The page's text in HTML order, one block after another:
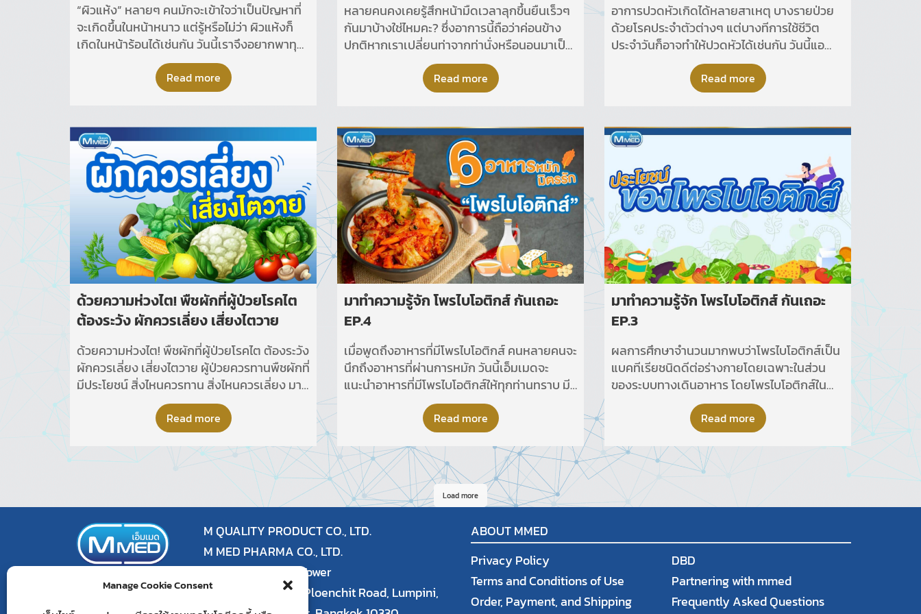
Manage Cookie Consent
“ผิวแห้ง” หลายๆ คนมักจะเข้าใจว่าเป็นปัญหาที่
จะเกิดขึ้นในหน้าหนาว แต่รู้หรือไม่ว่า ผิวแห้งก็
เกิดในหน้าร้อนได้เช่นกัน วันนี้เราจึงอยากพาทุก
คนไปหาสาเหตุของผิวหน้าแห้งในหน้าร้อนว่าเกิด
จากอะไร และจะมีวิธีดูแลผิวหน้าร้อนที่แห้งได้
Read more
หลายคนคงเคยรู้สึกหน้ามืดเวลาลุกขึ้นยืนเร็วๆ
กันมาบ้างใช่ไหมคะ? ซึ่งอาการนี้ถือว่าค่อนข้าง
ปกติหากเราเปลี่ยนท่าจากท่านั่งหรือนอนมาเป็น
ท่ายืนเร็วๆ การเปลี่ยนท่าอย่างฉับพลันจะทำให้
ความดันโลหิตในร่างกายเปลี่ยนแปลงอย่าง
รวดเร็วจนเกิดอาการหน้ามืดได้ค่ะ
Read more
อาการปวดหัวเกิดได้หลายสาเหตุ บางรายป่วย
ด้วยโรคประจำตัวต่างๆ แต่บางทีการใช้ชีวิต
ประจำวันก็อาจทำให้ปวดหัวได้เช่นกัน วันนี้แอ
ดมินจะนำสาเหตุจากการปวดหัวมาให้ทุกท่านได้
ทราบ รู้สาเหตุ และแก้ไข ปรับเปลี่ยนพฤติกรรม
ส่วนตัวที่ทำให้เกิดอาการปวดหัวมีอะไรบ้างมาดู
Read more
ด้วยความห่วงไต! พืชผักที่ผู้ป่วยโรคไต
ต้องระวัง ผักควรเลี่ยง เสี่ยงไตวาย
ด้วยความห่วงไต! พืชผักที่ผู้ป่วยโรคไต ต้องระวัง
ผักควรเลี่ยง เสี่ยงไตวาย ผู้ป่วยควรทานพืชผักที่
มีประโยชน์ สิ่งไหนควรทาน สิ่งไหนควรเลี่ยง มาดู
Read more
มาทำความรู้จัก โพรไบโอติกส์ กันเถอะ
EP.4
เมื่อพูดถึงอาหารที่มีโพรไบโอติกส์ คนหลายคนจะ
นึกถึงอาหารที่ผ่านการหมัก วันนี้เอ็มเมดจะ
แนะนำอาหารที่มีโพรไบโอติกส์ให้ทุกท่านทราบ มี
อะไรบ้าง ไปดูกันเลย
Read more
มาทำความรู้จัก โพรไบโอติกส์ กันเถอะ
EP.3
ผลการศึกษาจำนวนมากพบว่าโพรไบโอติกส์เป็น
แบคทีเรียชนิดดีต่อร่างกายโดยเฉพาะในส่วน
ของระบบทางเดินอาหาร โดยโพรไบโอติกส์ใน
ระบบทางเดินอาหารมีส่วนช่วยรักษาสภาวะ
สมดุลของเชื้อจุลินทรีย์ในลำไส้ให้อยู่ในสภาวะ
Read more
Load more
M QUALITY PRODUCT CO., LTD.
M MED PHARMA CO., LTD.
No. 973 President Tower
7th Floor, Room 7I, Ploenchit Road, Lumpini,
ABOUT MMED
Privacy Policy
Terms and Conditions of Use
Order, Payment, and Shipping
DBD
Partnering with mmed
Frequently Asked Questions